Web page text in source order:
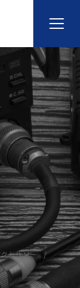
セサリー